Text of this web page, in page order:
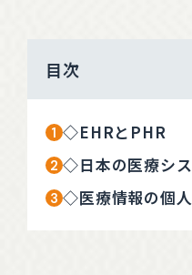
目次
◇EHRとPHR
◇日本の医療シ
◇医療情報の個